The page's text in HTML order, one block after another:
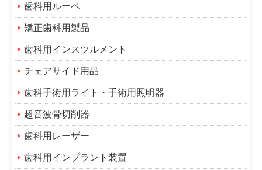
歯科用ルーペ
矯正歯科用製品
歯科用インスツルメント
チェアサイド用品
歯科手術用ライト・手術用照明器
超音波骨切削器
歯科用レーザー
歯科用インプラント装置